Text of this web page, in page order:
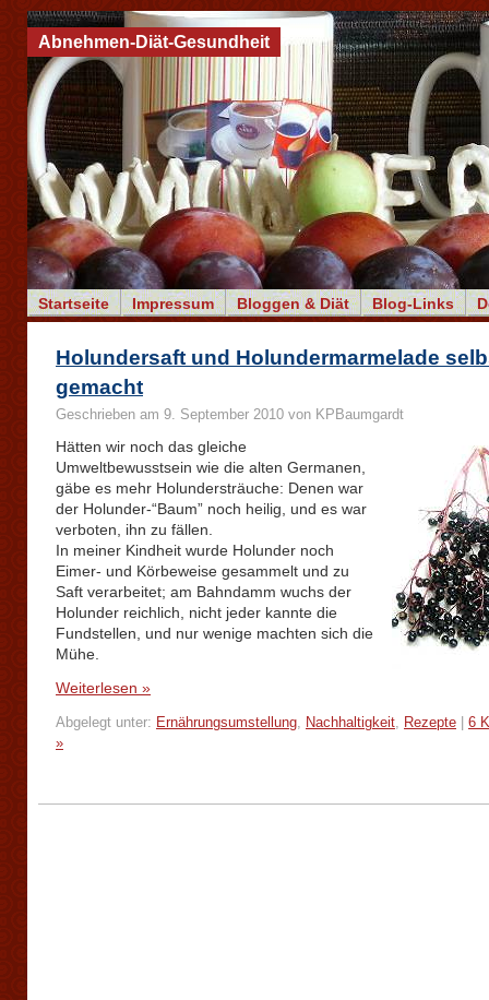
Startseite Impressum Bloggen & Diät Blog-Links
Abnehmen-Diät-Gesundheit
Holundersaft und Holundermarmelade
gemacht
Geschrieben am 9. September 2010 von KPBaumgardt
Hätten wir noch das gleiche
Umweltbewusstsein wie die alten Germanen,
gäbe es mehr Holundersträuche: Denen war
der Holunder-“Baum” noch heilig, und es war
verboten, ihn zu fällen.
In meiner Kindheit wurde Holunder noch
Eimer- und Körbeweise gesammelt und zu
Saft verarbeitet; am Bahndamm wuchs der
Holunder reichlich, nicht jeder kannte die
Fundstellen, und nur wenige machten sich die
Mühe.
Weiterlesen »
Abgelegt unter: Ernährungsumstellung, Nachhaltigkeit, Rezepte
6
»